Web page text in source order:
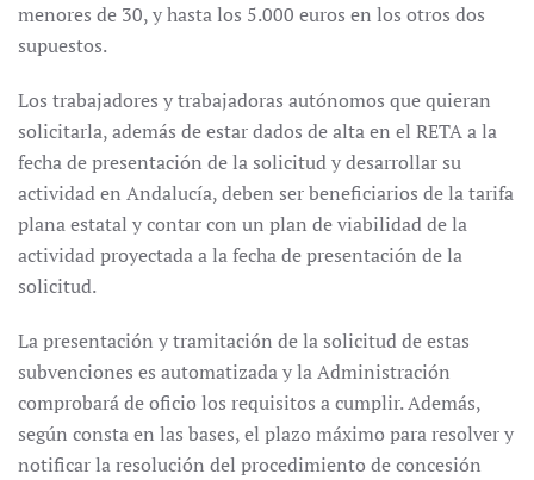
menores de 30, y hasta los 5.000 euros en los otros dos
supuestos.
Los trabajadores y trabajadoras autónomos que quieran
solicitarla, además de estar dados de alta en el RETA a la
fecha de presentación de la solicitud y desarrollar su
actividad en Andalucía, deben ser beneficiarios de la tarifa
plana estatal y contar con un plan de viabilidad de la
actividad proyectada a la fecha de presentación de la
solicitud.
La presentación y tramitación de la solicitud de estas
subvenciones es automatizada y la Administración
comprobará de oficio los requisitos a cumplir. Además,
según consta en las bases, el plazo máximo para resolver y
notificar la resolución del procedimiento de concesión